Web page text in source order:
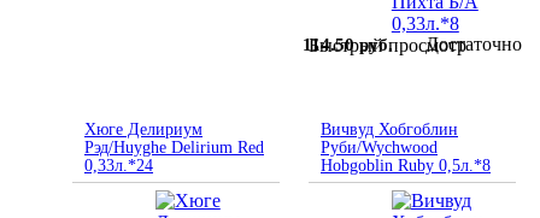
Быстрый просмотр
114.50 руб. Достаточно
Хюге Делириум
Рэд/Huyghe Delirium Red
0,33л.*24
Вичвуд Хобгоблин
Руби/Wychwood
Hobgoblin Ruby 0,5л.*8